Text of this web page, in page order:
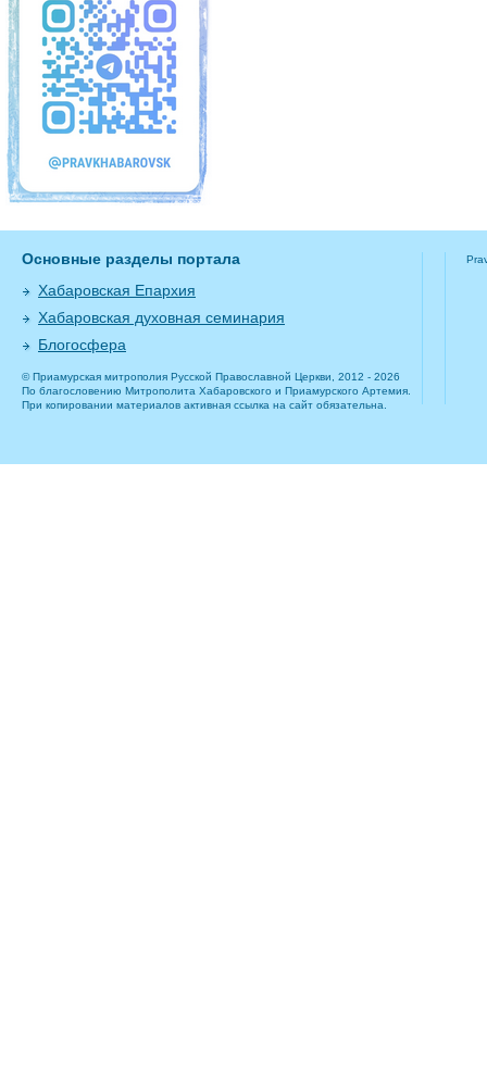
Основные разделы портала
Хабаровская Епархия
Хабаровская духовная семинария
Блогосфера
© Приамурская митрополия Русской Православной Церкви, 2012 - 2026
По благословению Митрополита Хабаровского и Приамурского Артемия.
При копировании материалов активная ссылка на сайт обязательна.